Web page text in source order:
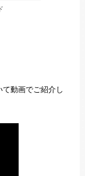
動画でご紹介し